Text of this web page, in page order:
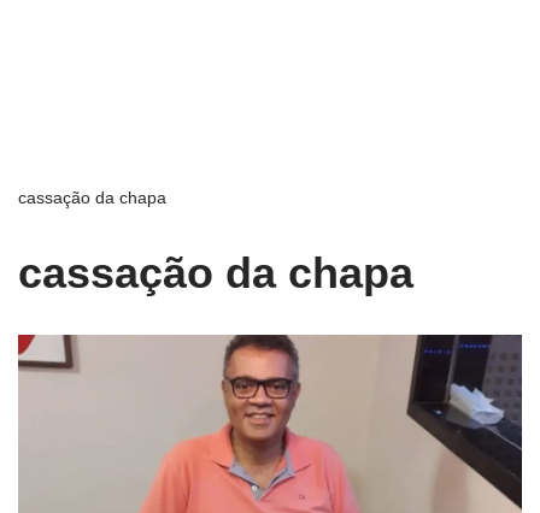
cassação da chapa
cassação da chapa